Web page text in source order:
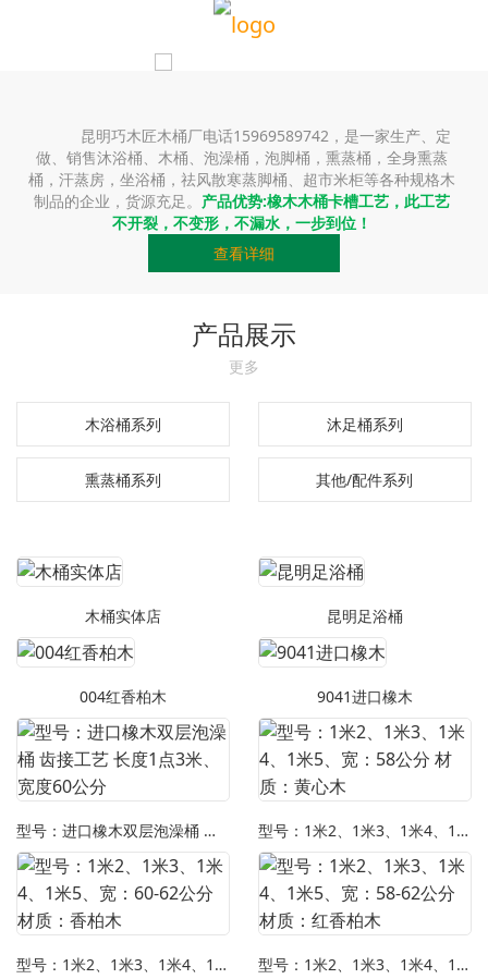
昆明巧木匠木桶厂电话15969589742，是一家生产、定
做、销售沐浴桶、木桶、泡澡桶，泡脚桶，熏蒸桶，全身熏蒸
桶，汗蒸房，坐浴桶，祛风散寒蒸脚桶、超市米柜等各种规格木
制品的企业，货源充足。 产品优势:橡木木桶卡槽工艺，此工艺
不开裂，不变形，不漏水，一步到位！
查看详细
产品展示
更多
木浴桶系列 沐足桶系列
熏蒸桶系列 其他/配件系列
木桶实体店 昆明足浴桶
004红香柏木 9041进口橡木
型号：进口橡木双层泡澡桶 齿接工艺 长度1点3米、宽度60公分 型号：1米2、1米3、1米4、1米5、宽：58公分 材质：黄心木
型号：1米2、1米3、1米4、1米5、宽：60-62公分 材质：香柏木 型号：1米2、1米3、1米4、1米5、宽：58-62公分 材质：红香柏木